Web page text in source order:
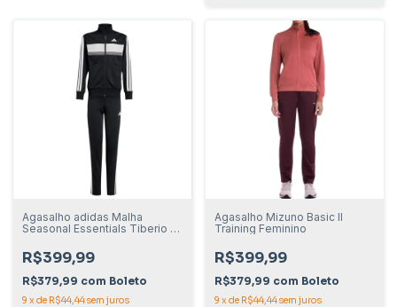
Agasalho adidas Malha
Seasonal Essentials Tiberio 3
R$399,99
R$379,99 com Boleto
9 x de R$44,44sem juros
Agasalho Mizuno Basic II
Training Feminino
R$399,99
R$379,99 com Boleto
9 x de R$44,44sem juros